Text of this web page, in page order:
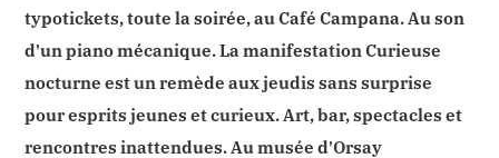
typotickets, toute la soirée, au Café Campana. Au son
d'un piano mécanique. La manifestation Curieuse
nocturne est un remède aux jeudis sans surprise
pour esprits jeunes et curieux. Art, bar, spectacles et
rencontres inattendues. Au musée d'Orsay